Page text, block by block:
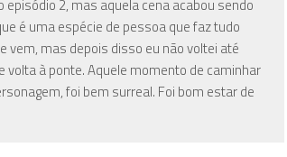
2, mas aquela cena acabou sendo
é uma espécie de pessoa que faz tudo
vem, mas depois disso eu não voltei até
volta à ponte. Aquele momento de caminhar
foi bem surreal. Foi bom estar de